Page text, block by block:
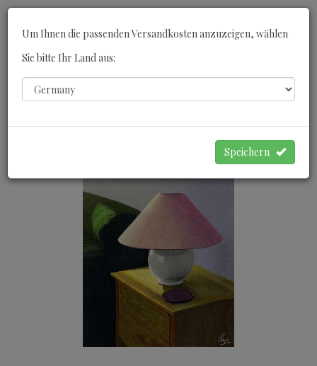
Um Ihnen die passenden Versandkosten anzuzeigen, wählen
Sie bitte Ihr Land aus:
Speichern